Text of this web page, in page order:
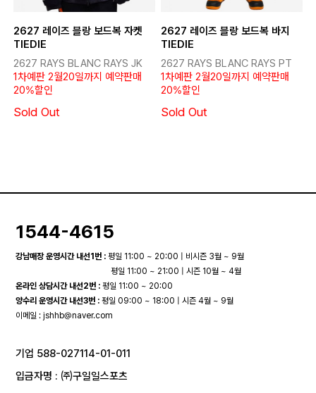
2627 레이즈 블랑 보드복 자켓
TIEDIE
2627 RAYS BLANC RAYS JK
1차예판 2월20일까지 예약판매
20%할인
Sold Out
2627 레이즈 블랑 보드복 바지
TIEDIE
2627 RAYS BLANC RAYS PT
1차예판 2월20일까지 예약판매
20%할인
Sold Out
1544-4615
강남매장 운영시간 내선1번 : 평일 11:00 ~ 20:00 | 비시즌 3월 ~ 9월
평일 11:00 ~ 21:00 | 시즌 10월 ~ 4월
온라인 상담시간 내선2번 : 평일 11:00 ~ 20:00
양수리 운영시간 내선3번 : 평일 09:00 ~ 18:00 | 시즌 4월 ~ 9월
이메일 :jshhb@naver.com
기업 588-027114-01-011
입금자명 : ㈜구일일스포츠